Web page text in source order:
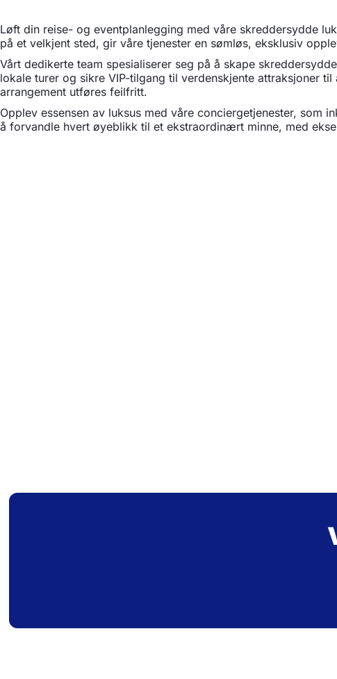
Løft din reise- og eventplanlegging med våre skreddersydde
på et velkjent sted, gir våre tjenester en sømløs, eksklusiv
Vårt dedikerte team spesialiserer seg på å skape
lokale turer og sikre VIP-tilgang til verdenskjente attraksjoner
arrangement utføres feilfritt.
Opplev essensen av luksus med våre conciergetjenester,
å forvandle hvert øyeblikk til et ekstraordinært minne, med